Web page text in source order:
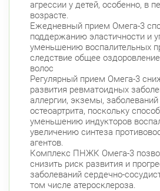
агрессии у детей, особенно, в
возрасте.
Ежедневный прием Омега-3
поддержанию эластичности и
уменьшению воспалительных
следствие общее
волос
Регулярный прием Омега-3
развития ревматоидных
аллергии, экземы,
остеоартрита, поскольку
уменьшению индукторов
увеличению синтеза
агентов.
Комплекс ПНЖК Омега-3
снизить риск развития и
заболеваний сердечно-
том числе атеросклероза.